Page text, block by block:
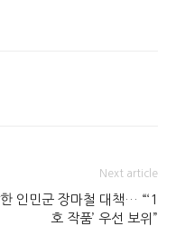
Next article
인민군 장마철 대책… “‘1
호 작품’ 우선 보위”